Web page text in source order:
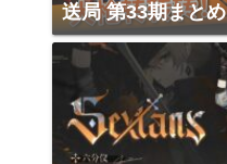
送局 第33期まとめ